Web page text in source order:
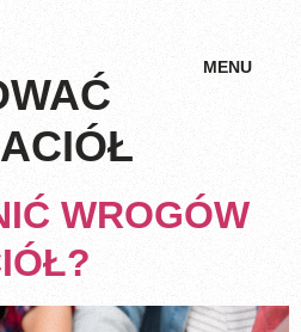
MENU
WROGÓW